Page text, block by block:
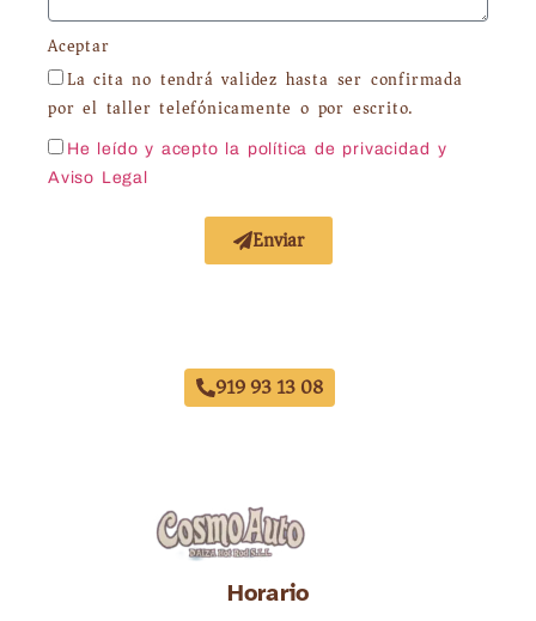
Aceptar
La cita no tendrá validez hasta ser confirmada
por el taller telefónicamente o por escrito.
He leído y acepto la política de privacidad
y
Aviso Legal
Enviar
919 93 13 08
Horario